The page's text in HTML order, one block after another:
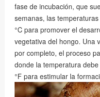
fase de incubación, que
semanas, las
°C para promover el
vegetativa del hongo. Una
por completo, el proceso
donde la temperatura
°F para estimular la